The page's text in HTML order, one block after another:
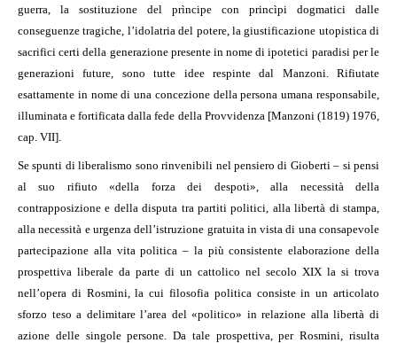
guerra, la sostituzione del prìncipe con princìpi dogmatici dalle
conseguenze tragiche, l’idolatria del potere, la giustificazione utopistica di
sacrifici certi della generazione presente in nome di ipotetici paradisi per le
generazioni future, sono tutte idee respinte dal Manzoni. Rifiutate
esattamente in nome di una concezione della persona umana responsabile,
illuminata e fortificata dalla fede della Provvidenza [Manzoni (1819) 1976,
cap. VII].
Se spunti di liberalismo sono rinvenibili nel pensiero di Gioberti – si pensi
al suo rifiuto «della forza dei despoti», alla necessità della
contrapposizione e della disputa tra partiti politici, alla libertà di stampa,
alla necessità e urgenza dell’istruzione gratuita in vista di una consapevole
partecipazione alla vita politica – la più consistente elaborazione della
prospettiva liberale da parte di un cattolico nel secolo XIX la si trova
nell’opera di Rosmini, la cui filosofia politica consiste in un articolato
sforzo teso a delimitare l’area del «politico» in relazione alla libertà di
azione delle singole persone. Da tale prospettiva, per Rosmini, risulta